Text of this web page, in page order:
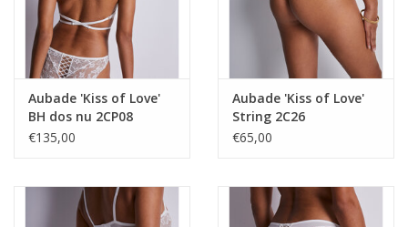
Aubade 'Kiss of Love'
BH dos nu 2CP08
€135,00
Aubade 'Kiss of Love'
String 2C26
€65,00